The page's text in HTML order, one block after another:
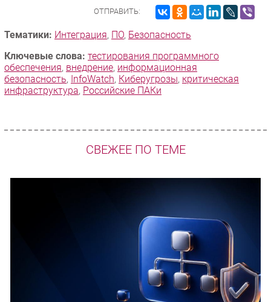
ОТПРАВИТЬ:
Тематики: Интеграция, ПО, Безопасность
Ключевые слова: тестирования программного
обеспечения, внедрение, информационная
безопасность, InfoWatch, Киберугрозы, критическая
инфраструктура, Российские ПАКи
СВЕЖЕЕ ПО ТЕМЕ